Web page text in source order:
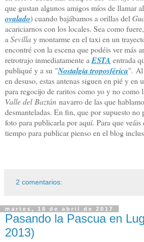
que gustan algunos amigos míos de llamar al
ovalado) cuando bajábamos a orillas del
acariciarnos con los locales. Sea como
aSevillay montarme en el taxi en un
encontré con la escena que podéis ver más
retrotrajo inmediatamente aESTA entrada
publiqué y a su "Nostalgia troposférica". Al
en desuso, estas antenas siguen en pié y en
para regocijo de raritos como yo y no
Valle delBaztán navarro de las que
desmanteladas. En fin, que por supuesto no
foto para publicarla por aquí. Para que veáis
tiempo para publicar pienso en el blog
2 comentarios:
martes, 18 de abril de 2017
Pasando la Pascua en
2013)